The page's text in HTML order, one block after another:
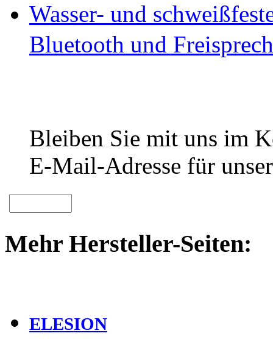
Wasser- und
Bluetooth und
Bleiben Sie mit uns im
E-Mail-Adresse für
Mehr Hersteller-Seiten:
ELESION